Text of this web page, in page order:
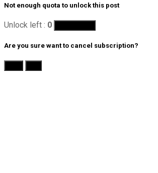
Not enough quota to unlock this post
Unlock left : 0
Are you sure want to cancel subscription?